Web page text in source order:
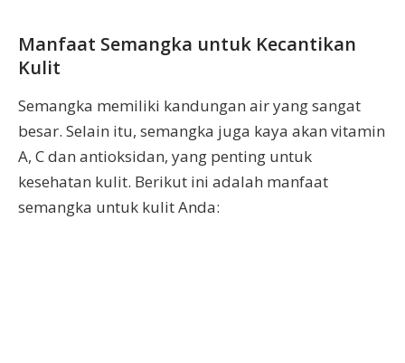
Manfaat Semangka untuk Kecantikan
Kulit
Semangka memiliki kandungan air yang sangat
besar. Selain itu, semangka juga kaya akan vitamin
A, C dan antioksidan, yang penting untuk
kesehatan kulit. Berikut ini adalah manfaat
semangka untuk kulit Anda: